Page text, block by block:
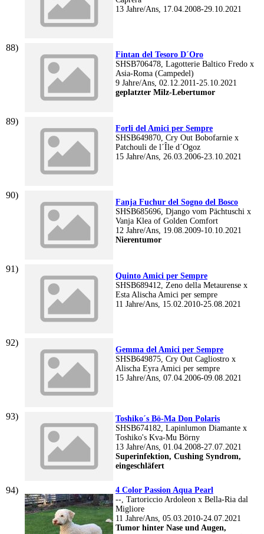
13 Jahre/Ans, 17.04.2008-29.10.2021
Fintan del Tesoro D´Oro
SHSB706478, Lagotterie Baltico Fredo x
Asia-Roma (Campedel)
9 Jahre/Ans, 02.12.2011-25.10.2021
geplatzter Milz-Lebertumor
Forli del Amici per Sempre
SHSB649870, Cry Out Bobofarnie x
Patchouli de l´Île d´Ogoz
15 Jahre/Ans, 26.03.2006-23.10.2021
Fanja Fuchur del Sogno del Bosco
SHSB685696, Django vom Pächtuschi x
Vanja Klea of Golden Comfort
12 Jahre/Ans, 19.08.2009-10.10.2021
Nierentumor
Quinto Amici per Sempre
SHSB689412, Zeno della Metaurense x
Esta Alischa Amici per sempre
11 Jahre/Ans, 15.02.2010-25.08.2021
Gemma del Amici per Sempre
SHSB649875, Cry Out Cagliostro x
Alischa Eyra Amici per sempre
15 Jahre/Ans, 07.04.2006-09.08.2021
Toshiko´s Bö-Ma Don Polaris
SHSB674182, Lapinlumon Diamante x
Toshiko's Kva-Mu Börny
13 Jahre/Ans, 01.04.2008-27.07.2021
Superinfektion, Cushing Syndrom,
eingeschläfert
4 Color Passion Aqua Pearl
--, Tartoriccio Ardoleon x Bella-Ria dal
Migliore
11 Jahre/Ans, 05.03.2010-24.07.2021
Tumor hinter Nase und Augen,